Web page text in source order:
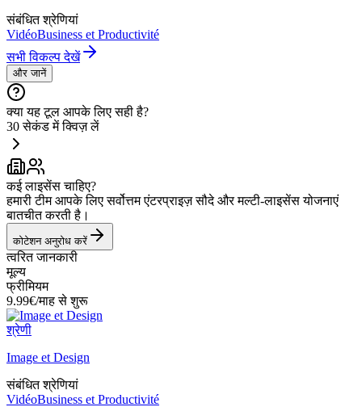
संबंधित श्रेणियां
VidéoBusiness et Productivité
सभी विकल्प देखें
और जानें
क्या यह टूल आपके लिए सही है?
30 सेकंड में क्विज़ लें
कई लाइसेंस चाहिए?
हमारी टीम आपके लिए सर्वोत्तम एंटरप्राइज़ सौदे और मल्टी-लाइसेंस योजनाएं
बातचीत करती है।
कोटेशन अनुरोध करें
त्वरित जानकारी
मूल्य
फ्रीमियम
9.99€/माह से शुरू
श्रेणी
Image et Design
संबंधित श्रेणियां
VidéoBusiness et Productivité